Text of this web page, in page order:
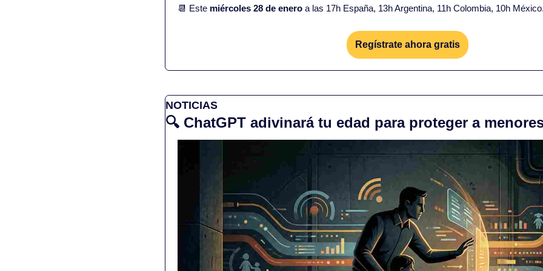
📆 Este miércoles 28 de enero a las 17h España, 13h Argentina, 11h Colombia, 10h
Regístrate ahora gratis
NOTICIAS
🔍 ChatGPT adivinará tu edad para proteger a